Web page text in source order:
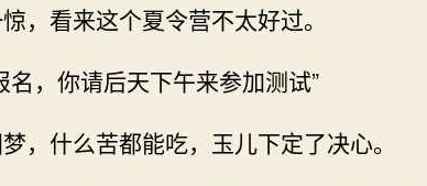
，看来这个夏令营不太好过。
名，你请后天下午来参加测试”
，什么苦都能吃，玉儿下定了决心。